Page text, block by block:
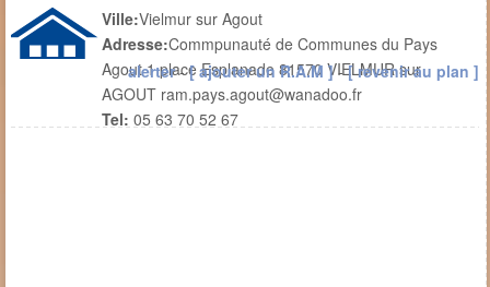
Ville:Vielmur sur Agout
Adresse:Commpunauté de Communes du Pays
Agout 1 place Esplanade 81570 VIELMUR sur
AGOUT ram.pays.agout@wanadoo.fr
Tel: 05 63 70 52 67
alerter-[ ajouter un R.A.M ]-[ revenir au plan ]